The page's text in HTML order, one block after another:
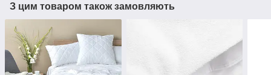
З цим товаром також замовляють